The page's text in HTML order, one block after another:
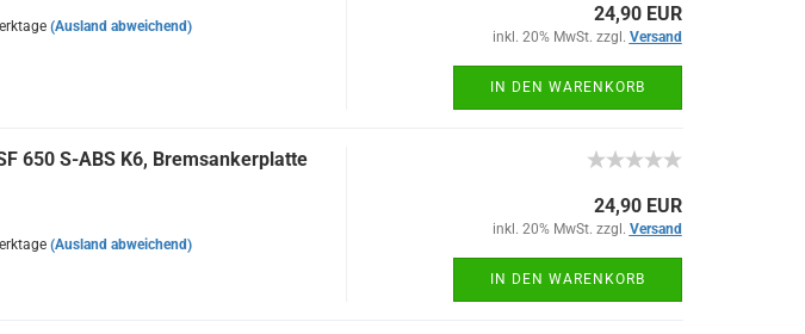
(Ausland abweichend)
24,90 EUR
inkl. 20% MwSt. zzgl. Versand
IN DEN WARENKORB
650 S-ABS K6, Bremsankerplatte
(Ausland abweichend)
24,90 EUR
inkl. 20% MwSt. zzgl. Versand
IN DEN WARENKORB